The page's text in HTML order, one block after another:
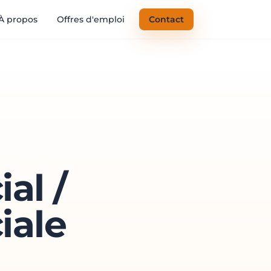
propos Offres d'emploi Contact
/